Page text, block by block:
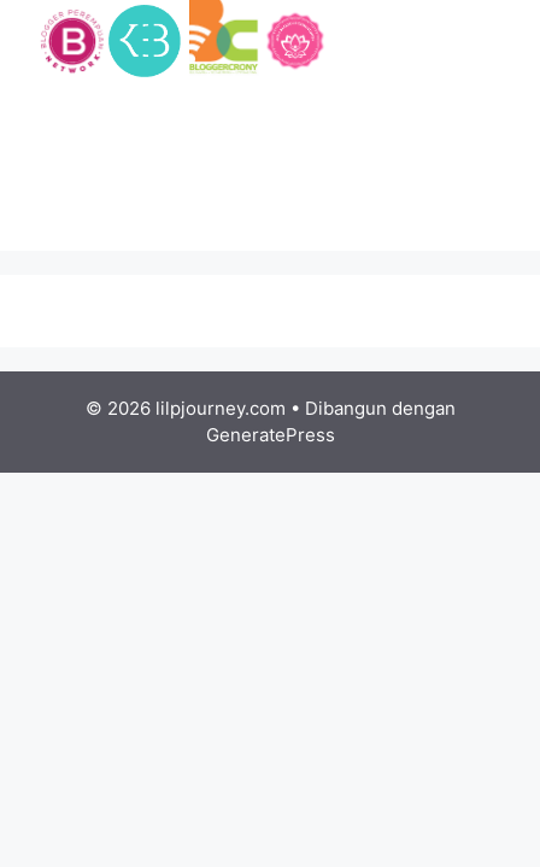
© 2026 lilpjourney.com • Dibangun dengan
GeneratePress